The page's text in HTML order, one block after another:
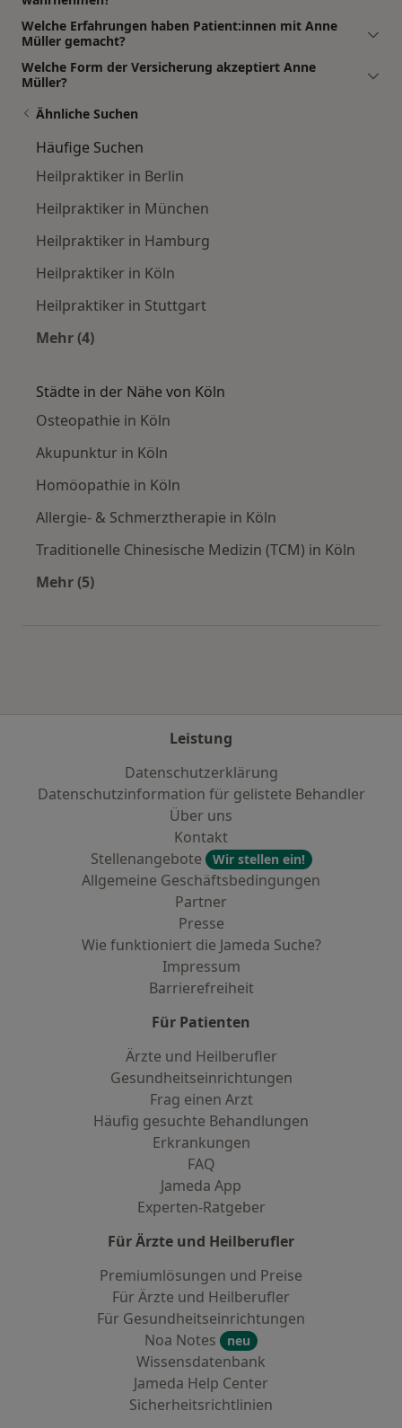
Welche Erfahrungen haben Patient:innen mit Anne
Müller gemacht?
Welche Form der Versicherung akzeptiert Anne
Müller?
Ähnliche Suchen
Häufige Suchen
Heilpraktiker in Berlin
Heilpraktiker in München
Heilpraktiker in Hamburg
Heilpraktiker in Köln
Heilpraktiker in Stuttgart
Mehr (4)
Städte in der Nähe von Köln
Osteopathie in Köln
Akupunktur in Köln
Homöopathie in Köln
Allergie- & Schmerztherapie in Köln
Traditionelle Chinesische Medizin (TCM) in Köln
Mehr (5)
Leistung
Datenschutzerklärung
Datenschutzinformation für gelistete Behandler
Über uns
Kontakt
Stellenangebote
Wir stellen ein!
Allgemeine Geschäftsbedingungen
Partner
Presse
Wie funktioniert die Jameda Suche?
Impressum
Barrierefreiheit
Für Patienten
Ärzte und Heilberufler
Gesundheitseinrichtungen
Frag einen Arzt
Häufig gesuchte Behandlungen
Erkrankungen
FAQ
Jameda App
Experten-Ratgeber
Für Ärzte und Heilberufler
Premiumlösungen und Preise
Für Ärzte und Heilberufler
Für Gesundheitseinrichtungen
Noa Notes
neu
Wissensdatenbank
Jameda Help Center
Sicherheitsrichtlinien